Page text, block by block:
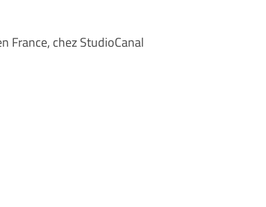
France, chez StudioCanal